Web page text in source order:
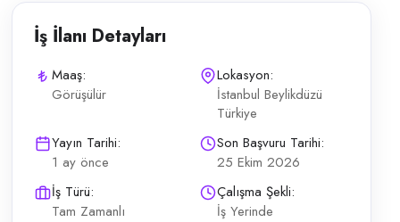
aşçı ile beraber günlük pilav ve 10 çeşit reçeteleri belli
İş İlanı Detayları
Maaş:
Görüşülür
Lokasyon:
İstanbul Beylikdüzü
Türkiye
Yayın Tarihi:
1 ay önce
Son Başvuru Tarihi:
25 Ekim 2026
İş Türü:
Tam Zamanlı
Çalışma Şekli:
İş Yerinde